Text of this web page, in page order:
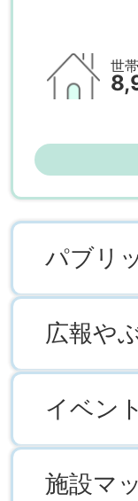
世
パブリ
広報や
イベン
施設マ